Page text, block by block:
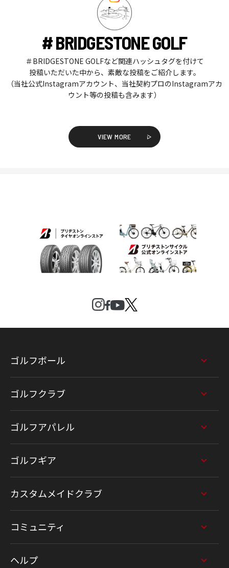
# BRIDGESTONE GOLF
＃BRIDGESTONE GOLFなど関連ハッシュタグを付けて
投稿いただいた中から、素敵な投稿をご紹介します。
（当社公式Instagramアカウント、当社契約プロのInstagramアカ
ウント等の投稿も含みます）
VIEW MORE
ゴルフボール
ゴルフクラブ
ゴルフアパレル
ゴルフギア
カスタムメイドクラブ
コミュニティ
ヘルプ